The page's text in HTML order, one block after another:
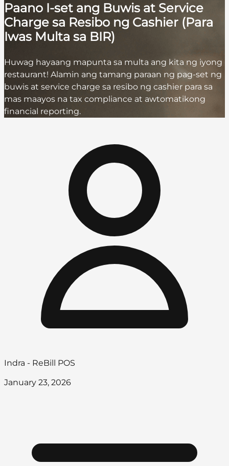
Paano I-set ang Buwis at Service
Charge sa Resibo ng Cashier (Para
Iwas Multa sa BIR)
Huwag hayaang mapunta sa multa ang kita ng iyong
restaurant! Alamin ang tamang paraan ng pag-set ng
buwis at service charge sa resibo ng cashier para sa
mas maayos na tax compliance at awtomatikong
financial reporting.
Indra - ReBill POS
January 23, 2026